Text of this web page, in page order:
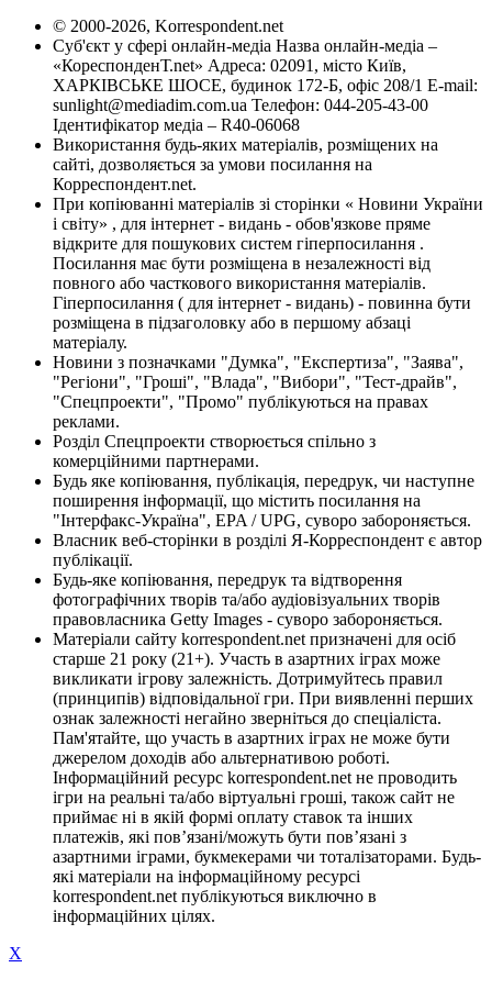
© 2000-2026, Korrespondent.net
Суб'єкт у сфері онлайн-медіа Назва онлайн-медіа –
«КореспонденТ.net» Адреса: 02091, місто Київ,
ХАРКІВСЬКЕ ШОСЕ, будинок 172-Б, офіс 208/1 E-mail:
sunlight@mediadim.com.ua Телефон: 044-205-43-00
Ідентифікатор медіа – R40-06068
Використання будь-яких матеріалів, розміщених на
сайті, дозволяється за умови посилання на
Корреспондент.net.
При копіюванні матеріалів зі сторінки « Новини України
і світу» , для інтернет - видань - обов'язкове пряме
відкрите для пошукових систем гіперпосилання .
Посилання має бути розміщена в незалежності від
повного або часткового використання матеріалів.
Гіперпосилання ( для інтернет - видань) - повинна бути
розміщена в підзаголовку або в першому абзаці
матеріалу.
Новини з позначками "Думка", "Експертиза", "Заява",
"Регіони", "Гроші", "Влада", "Вибори", "Тест-драйв",
"Спецпроекти", "Промо" публікуються на правах
реклами.
Розділ Спецпроекти створюється спільно з
комерційними партнерами.
Будь яке копіювання, публікація, передрук, чи наступне
поширення інформації, що містить посилання на
"Інтерфакс-Україна", EPA / UPG, суворо забороняється.
Власник веб-сторінки в розділі Я-Корреспондент є автор
публікації.
Будь-яке копіювання, передрук та відтворення
фотографічних творів та/або аудіовізуальних творів
правовласника Getty Images - суворо забороняється.
Матеріали сайту korrespondent.net призначені для осіб
старше 21 року (21+). Участь в азартних іграх може
викликати ігрову залежність. Дотримуйтесь правил
(принципів) відповідальної гри. При виявленні перших
ознак залежності негайно зверніться до спеціаліста.
Пам'ятайте, що участь в азартних іграх не може бути
джерелом доходів або альтернативою роботі.
Інформаційний ресурс korrespondent.net не проводить
ігри на реальні та/або віртуальні гроші, також сайт не
приймає ні в якій формі оплату ставок та інших
платежів, які пов’язані/можуть бути пов’язані з
азартними іграми, букмекерами чи тоталізаторами. Будь-
які матеріали на інформаційному ресурсі
korrespondent.net публікуються виключно в
інформаційних цілях.
X